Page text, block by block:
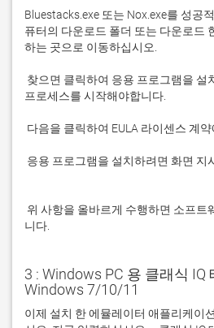
Bluestacks.exe 또는 Nox.exe를 성공
퓨터의 다운로드 폴더 또는 다운로드
니다.
3 : Windows PC 용 클래식 IQ
Windows 7/10/11
이제 설치 한 에뮬레이터 애플리케이